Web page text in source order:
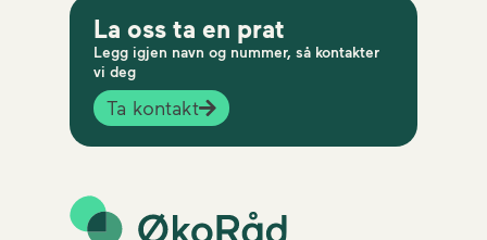
La oss ta en prat
Legg igjen navn og nummer, så kontakter
vi deg
Ta kontakt